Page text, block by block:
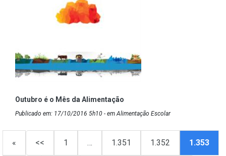
Outubro é o Mês da Alimentação
Publicado em: 17/10/2016 5h10 - em Alimentação Escolar
« << 1 … 1.351 1.352 1.353